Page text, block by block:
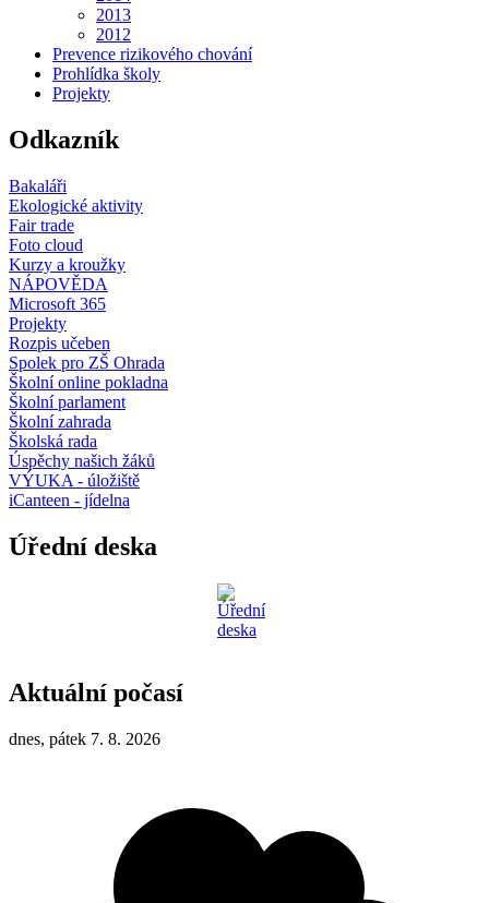
2013
2012
Prevence rizikového chování
Prohlídka školy
Projekty
Odkazník
Bakaláři
Ekologické aktivity
Fair trade
Foto cloud
Kurzy a kroužky
NÁPOVĚDA
Microsoft 365
Projekty
Rozpis učeben
Spolek pro ZŠ Ohrada
Školní online pokladna
Školní parlament
Školní zahrada
Školská rada
Úspěchy našich žáků
VÝUKA - úložiště
iCanteen - jídelna
Úřední deska
Aktuální počasí
dnes, pátek 7. 8. 2026